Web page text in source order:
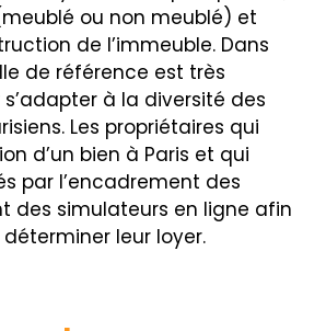
ou non meublé) et
de l’immeuble. Dans
de référence est très
à la diversité des
Les propriétaires qui
d’un bien à Paris et qui
par l’encadrement des
des simulateurs en ligne afin
leur loyer.